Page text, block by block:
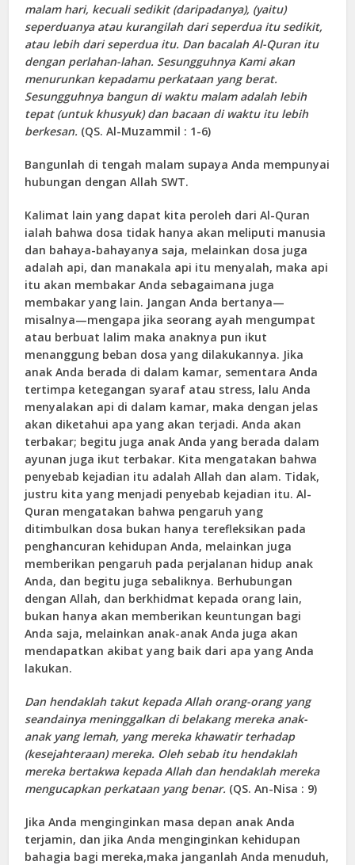
malam hari, kecuali sedikit (daripadanya), (yaitu)
seperduanya atau kurangilah dari seperdua itu sedikit,
atau lebih dari seperdua itu. Dan bacalah Al-Quran itu
dengan perlahan-lahan. Sesungguhnya Kami akan
menurunkan kepadamu perkataan yang berat.
Sesungguhnya bangun di waktu malam adalah lebih
tepat (untuk khusyuk) dan bacaan di waktu itu lebih
berkesan. (QS. Al-Muzammil : 1-6)
Bangunlah di tengah malam supaya Anda mempunyai
hubungan dengan Allah SWT.
Kalimat lain yang dapat kita peroleh dari Al-Quran
ialah bahwa dosa tidak hanya akan meliputi manusia
dan bahaya-bahayanya saja, melainkan dosa juga
adalah api, dan manakala api itu menyalah, maka api
itu akan membakar Anda sebagaimana juga
membakar yang lain. Jangan Anda bertanya—
misalnya—mengapa jika seorang ayah mengumpat
atau berbuat lalim maka anaknya pun ikut
menanggung beban dosa yang dilakukannya. Jika
anak Anda berada di dalam kamar, sementara Anda
tertimpa ketegangan syaraf atau stress, lalu Anda
menyalakan api di dalam kamar, maka dengan jelas
akan diketahui apa yang akan terjadi. Anda akan
terbakar; begitu juga anak Anda yang berada dalam
ayunan juga ikut terbakar. Kita mengatakan bahwa
penyebab kejadian itu adalah Allah dan alam. Tidak,
justru kita yang menjadi penyebab kejadian itu. Al-
Quran mengatakan bahwa pengaruh yang
ditimbulkan dosa bukan hanya terefleksikan pada
penghancuran kehidupan Anda, melainkan juga
memberikan pengaruh pada perjalanan hidup anak
Anda, dan begitu juga sebaliknya. Berhubungan
dengan Allah, dan berkhidmat kepada orang lain,
bukan hanya akan memberikan keuntungan bagi
Anda saja, melainkan anak-anak Anda juga akan
mendapatkan akibat yang baik dari apa yang Anda
lakukan.
Dan hendaklah takut kepada Allah orang-orang yang
seandainya meninggalkan di belakang mereka anak-
anak yang lemah, yang mereka khawatir terhadap
(kesejahteraan) mereka. Oleh sebab itu hendaklah
mereka bertakwa kepada Allah dan hendaklah mereka
mengucapkan perkataan yang benar. (QS. An-Nisa : 9)
Jika Anda menginginkan masa depan anak Anda
terjamin, dan jika Anda menginginkan kehidupan
bahagia bagi mereka,maka janganlah Anda menuduh,